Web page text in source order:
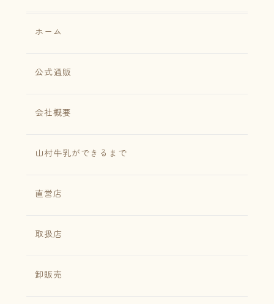
ホーム
公式通販
会社概要
山村牛乳ができるまで
直営店
取扱店
卸販売